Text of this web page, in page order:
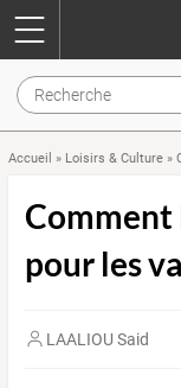
Accueil » Loisirs & Culture »
Comment
pour les
LAALIOU Said